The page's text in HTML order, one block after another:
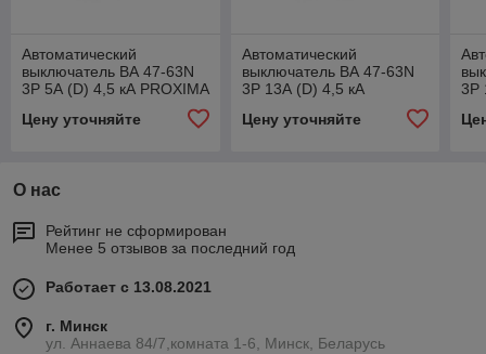
Автоматический
выключатель ВА 47-63N
3P 5А (D) 4,5 кА PROXIMA
Цену уточняйте
Автоматический
выключатель ВА 47-63N
3P 13А (D) 4,5 кА
Цену уточняйте
3P
О нас
Рейтинг не сформирован
Менее 5 отзывов за последний год
Работает с 13.08.2021
г. Минск
ул. Аннаева 84/7,комната 1-6, Минск, Беларусь